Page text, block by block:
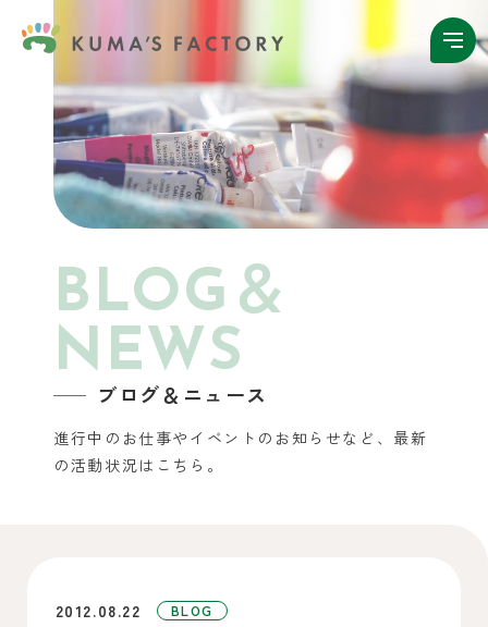
BLOG＆
NEWS
ブログ＆ニュース
進行中のお仕事やイベントのお知らせなど、 最新
の活動状況はこちら。
2012.08.22 BLOG